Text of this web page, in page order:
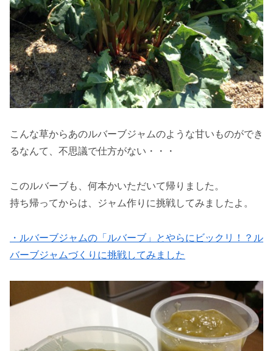
こんな草からあのルバーブジャムのような甘いものができ
るなんて、不思議で仕方がない・・・
このルバーブも、何本かいただいて帰りました。
持ち帰ってからは、ジャム作りに挑戦してみましたよ。
・ルバーブジャムの「ルバーブ」とやらにビックリ！？ル
バーブジャムづくりに挑戦してみました